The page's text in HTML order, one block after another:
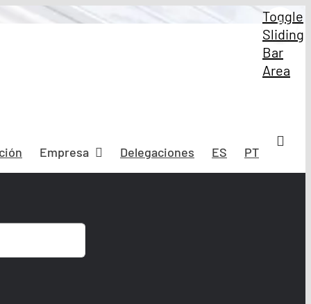
Empresa Delegaciones ES PT
Toggle
Sliding
Bar
Area